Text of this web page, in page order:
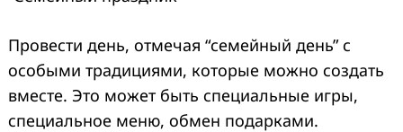
Провести день, отмечая “семейный день” с
особыми традициями, которые можно создать
вместе. Это может быть специальные игры,
специальное меню, обмен подарками.